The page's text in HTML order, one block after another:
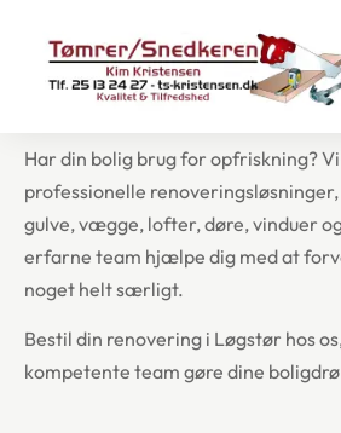
Renovering
Renovering af dit hjem i
Har din bolig brug for opfriskning?
professionelle
gulve, vægge, lofter, døre, vinduer
erfarne team hjælpe dig med at
noget helt særligt.
Bestil din renovering i Løgstør hos
kompetente team gøre dine